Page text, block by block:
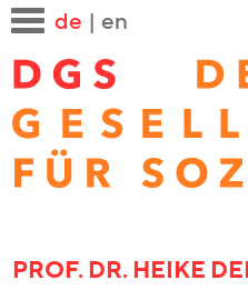
de en
PROF. DR. HEIKE